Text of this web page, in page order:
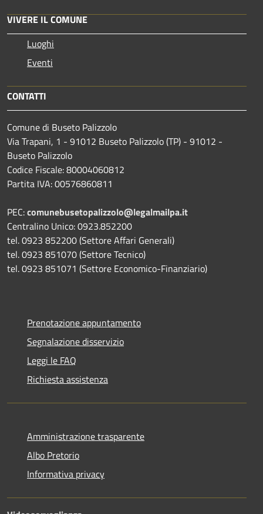
VIVERE IL COMUNE
Luoghi
Eventi
CONTATTI
Comune di Buseto Palizzolo
Via Trapani, 1 - 91012 Buseto Palizzolo (TP) - 91012 -
Buseto Palizzolo
Codice Fiscale: 80004060812
Partita IVA: 00576860811
PEC:comunebusetopalizzolo@legalmailpa.it
Centralino Unico: 0923.852200
tel. 0923 852200 (Settore Affari Generali)
tel. 0923 851070 (Settore Tecnico)
tel. 0923 851071 (Settore Economico-Finanziario)
Prenotazione appuntamento
Segnalazione disservizio
Leggi le FAQ
Richiesta assistenza
Amministrazione trasparente
Albo Pretorio
Informativa privacy